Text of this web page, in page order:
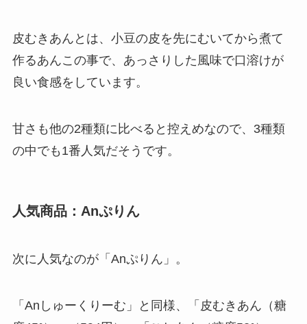
皮むきあんとは、小豆の皮を先にむいてから煮て
作るあんこの事で、あっさりした風味で口溶けが
良い食感をしています。
甘さも他の2種類に比べると控えめなので、3種類
の中でも1番人気だそうです。
人気商品：Anぷりん
次に人気なのが「Anぷりん」。
「Anしゅーくりーむ」と同様、「皮むきあん（糖